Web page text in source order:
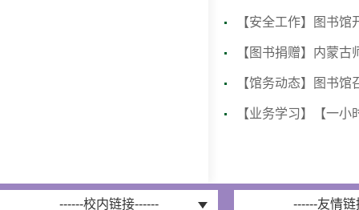
【安全工作】图书
【图书捐赠】内蒙
【馆务动态】图书
【业务学习】【一
------校内链接------ ------友情链